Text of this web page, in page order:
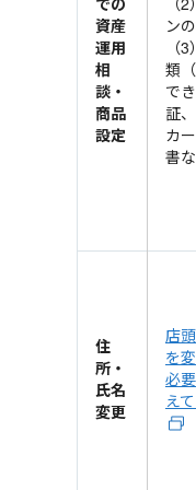
資産
運用
相
談・
商品
設定
ン
（
類
で
証
カ
書な
住
所・
氏名
変更
店
を
必
え